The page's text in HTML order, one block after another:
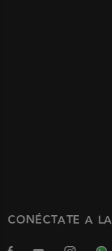
CONÉCTATE A